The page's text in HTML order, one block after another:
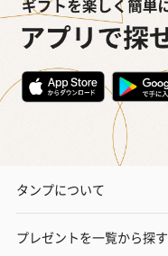
タンプについて
プレゼントを一覧から探す